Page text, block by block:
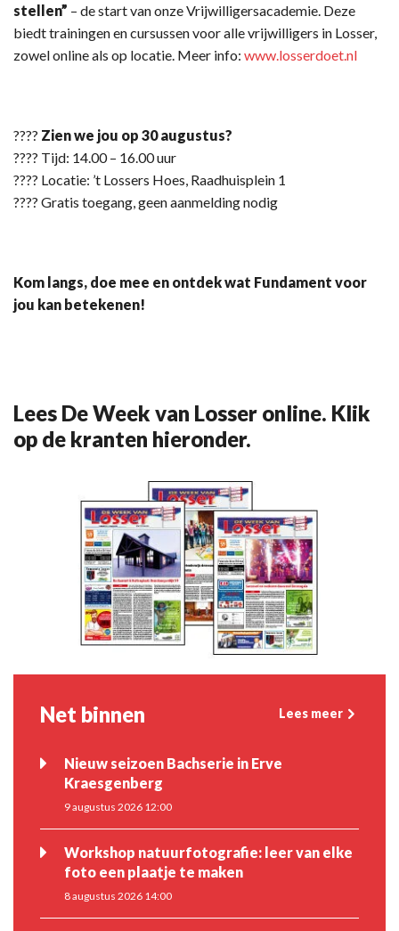
stellen” – de start van onze Vrijwilligersacademie. Deze
biedt trainingen en cursussen voor alle vrijwilligers in Losser,
zowel online als op locatie. Meer info: www.losserdoet.nl
???? Zien we jou op 30 augustus?
???? Tijd: 14.00 – 16.00 uur
???? Locatie: ’t Lossers Hoes, Raadhuisplein 1
???? Gratis toegang, geen aanmelding nodig
Kom langs, doe mee en ontdek wat Fundament voor
jou kan betekenen!
Lees De Week van Losser online. Klik
op de kranten hieronder.
Net binnen Lees meer
Nieuw seizoen Bachserie in Erve
Kraesgenberg
9 augustus 2026 12:00
Workshop natuurfotografie: leer van elke
foto een plaatje te maken
8 augustus 2026 14:00